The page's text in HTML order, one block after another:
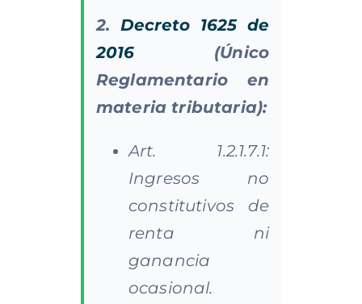
2. Decreto 1625 de
2016 (Único
Reglamentario en
materia tributaria):
Art. 1.2.1.7.1:
Ingresos no
constitutivos de
renta ni
ganancia
ocasional.